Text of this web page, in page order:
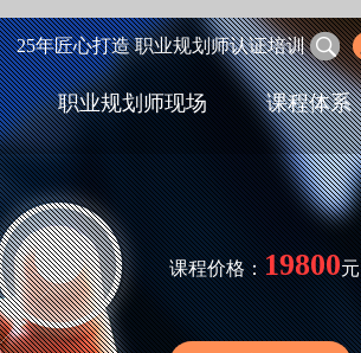
职业规划师现场 课程体系
25年匠心打造 职业规划师认证培训
课程价格：19800元